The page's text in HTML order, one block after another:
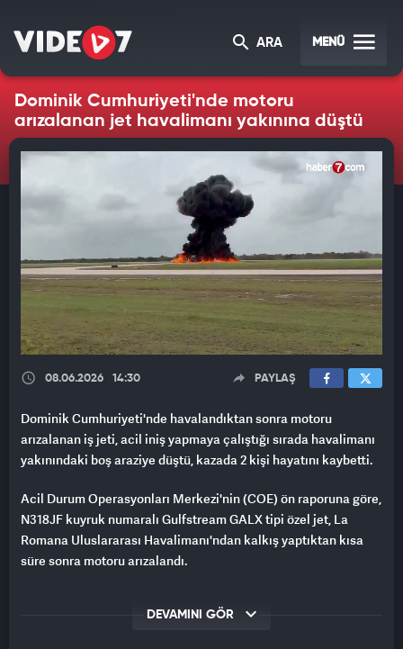
ARA MENÜ
Dominik Cumhuriyeti'nde motoru
arızalanan jet havalimanı yakınına düştü
08.06.2026 14:30 PAYLAŞ
Dominik Cumhuriyeti'nde havalandıktan sonra motoru
arızalanan iş jeti, acil iniş yapmaya çalıştığı sırada havalimanı
yakınındaki boş araziye düştü, kazada 2 kişi hayatını kaybetti.
Acil Durum Operasyonları Merkezi'nin (COE) ön raporuna göre,
N318JF kuyruk numaralı Gulfstream GALX tipi özel jet, La
Romana Uluslararası Havalimanı'ndan kalkış yaptıktan kısa
süre sonra motoru arızalandı.
yakınındaki boş araziye düştü.
DEVAMINI GÖR